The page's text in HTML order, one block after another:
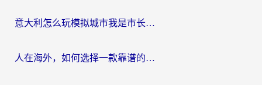
意大利怎么玩模拟城市我是市长？海外党国服游戏加速终极攻略（附三国3量子特攻解决办法）
人在海外，如何选择一款靠谱的玩剑灵2加速器？